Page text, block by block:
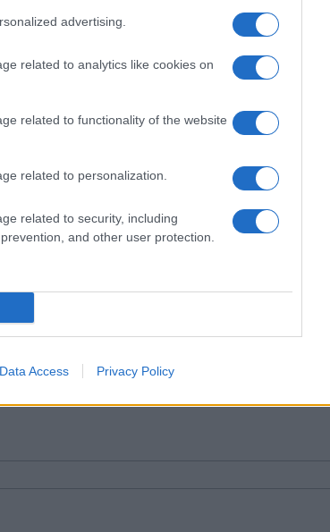
advertising.
related to analytics like cookies on
related to functionality of the website
related to personalization.
related to security, including
and other user protection.
Data Access Privacy Policy
I nostri cari
Stampa|Pubblicità|Segnala
contenenti le ultime notizie pubblicate sul sito web!